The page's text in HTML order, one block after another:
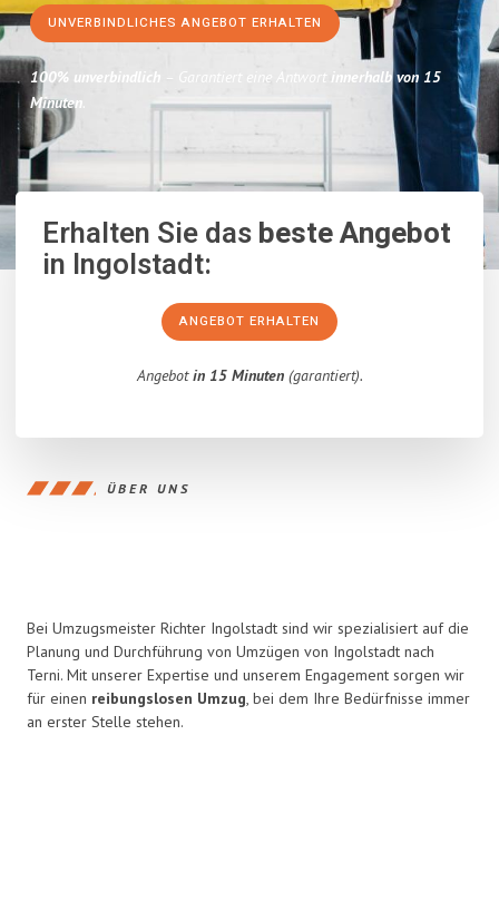
UNVERBINDLICHES ANGEBOT ERHALTEN
100% unverbindlich – Garantiert eine Antwort innerhalb von 15
Minuten.
Erhalten Sie dasbeste Angebot
in Ingolstadt:
ANGEBOT ERHALTEN
Angebotin 15 Minuten(garantiert).
ÜBER UNS
Bei Umzugsmeister Richter Ingolstadt sind wir spezialisiert auf die
Planung und Durchführung von Umzügen von Ingolstadt nach
Terni. Mit unserer Expertise und unserem Engagement sorgen wir
für einen reibungslosen Umzug, bei dem Ihre Bedürfnisse immer
an erster Stelle stehen.